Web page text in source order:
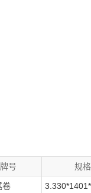
牌号 规格
卷